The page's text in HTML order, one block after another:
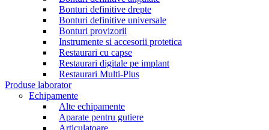
Bonturi definitive drepte
Bonturi definitive universale
Bonturi provizorii
Instrumente si accesorii protetica
Restaurari cu capse
Restaurari digitale pe implant
Restaurari Multi-Plus
Produse laborator
Echipamente
Alte echipamente
Aparate pentru gutiere